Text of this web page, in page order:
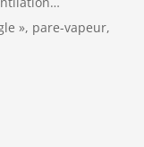
», pare-vapeur,